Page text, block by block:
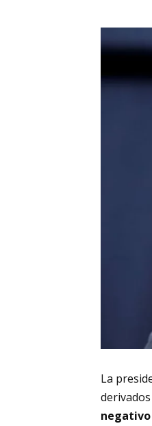
La
negativo